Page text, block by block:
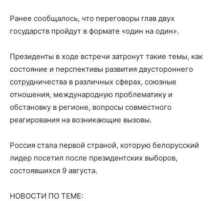
Ранее сообщалось, что переговоры глав двух
государств пройдут в формате «один на один».
Президенты в ходе встречи затронут такие темы, как
состояние и перспективы развития двустороннего
сотрудничества в различных сферах, союзные
отношения, международную проблематику и
обстановку в регионе, вопросы совместного
реагирования на возникающие вызовы.
Россия стала первой страной, которую белорусский
лидер посетил после президентских выборов,
состоявшихся 9 августа.
НОВОСТИ ПО ТЕМЕ: